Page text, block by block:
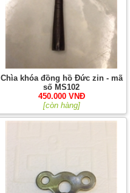
Chìa khóa đồng hồ Đức zin - mã
số MS102
450.000 VNĐ
[còn hàng]